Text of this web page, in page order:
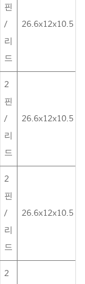
핀
/
리
드
26.6x12x10.5
2
핀
/
리
드
26.6x12x10.5
2
핀
/
리
드
26.6x12x10.5
2